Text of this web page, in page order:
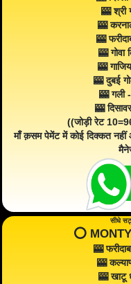
🎰
🎰
🎰
🎰
🎰
🎰 दुबई
🎰 गली
🎰
((जोड़ी रेट
माँ क़सम पेमेंट में कोई दिक्कत नहीं
सीधे
⭕️
🎰
🎰
🎰 खाटू